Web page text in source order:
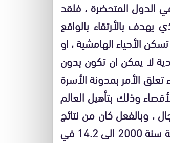
الدول المتحضرة ، فلقد
بالأرتقاء بالواقع
الأحياء الهامشية ، او
لا يمكن ان تكون بدون
تعلق الأمر بمدونة الأسرة
وذلك بتأهيل العالم
، وبالفعل كان من نتائج
هذا الورش انخفاض معدل الفقر بشكل ملموس من 16.3 في المائة سنة 2000 الى 14.2 في